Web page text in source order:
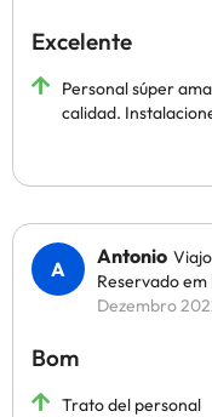
Excelente
Personal súper
calidad.
Antonio
Reservado
Dezembro
Bom
Trato del personal